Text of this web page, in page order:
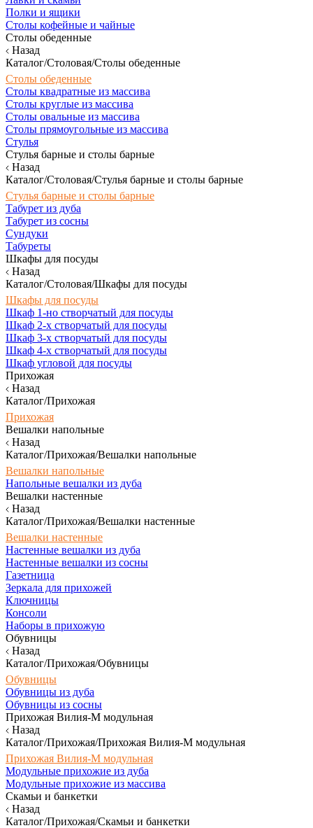
Полки и ящики
Столы кофейные и чайные
Столы обеденные
Назад
Каталог/Столовая/Столы обеденные
Столы обеденные
Столы квадратные из массива
Столы круглые из массива
Столы овальные из массива
Столы прямоугольные из массива
Стулья
Стулья барные и столы барные
Назад
Каталог/Столовая/Стулья барные и столы барные
Стулья барные и столы барные
Табурет из дуба
Табурет из сосны
Сундуки
Табуреты
Шкафы для посуды
Назад
Каталог/Столовая/Шкафы для посуды
Шкафы для посуды
Шкаф 1-но створчатый для посуды
Шкаф 2-х створчатый для посуды
Шкаф 3-х створчатый для посуды
Шкаф 4-х створчатый для посуды
Шкаф угловой для посуды
Прихожая
Назад
Каталог/Прихожая
Прихожая
Вешалки напольные
Назад
Каталог/Прихожая/Вешалки напольные
Вешалки напольные
Напольные вешалки из дуба
Вешалки настенные
Назад
Каталог/Прихожая/Вешалки настенные
Вешалки настенные
Настенные вешалки из дуба
Настенные вешалки из сосны
Газетница
Зеркала для прихожей
Ключницы
Консоли
Наборы в прихожую
Обувницы
Назад
Каталог/Прихожая/Обувницы
Обувницы
Обувницы из дуба
Обувницы из сосны
Прихожая Вилия-М модульная
Назад
Каталог/Прихожая/Прихожая Вилия-М модульная
Прихожая Вилия-М модульная
Модульные прихожие из дуба
Модульные прихожие из массива
Скамьи и банкетки
Назад
Каталог/Прихожая/Скамьи и банкетки